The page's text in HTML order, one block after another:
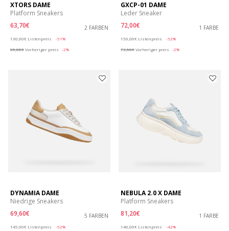
XTORS DAME
Platform Sneakers
63,70€
2 FARBEN
130,00€ Listenpreis
-51%
65,00€Vorheriger preis -2%
GXCP-01 DAME
Leder Sneaker
72,00€
1 FARBE
150,00€ Listenpreis
-52%
73,50€Vorheriger preis -2%
DYNAMIA DAME
Niedrige Sneakers
69,60€
5 FARBEN
145,00€ Listenpreis
-52%
NEBULA 2.0 X DAME
Platform Sneakers
81,20€
1 FARBE
140,00€ Listenpreis
-42%